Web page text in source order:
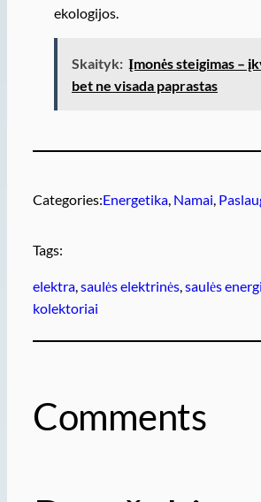
ekologijos.
Skaityk: Įmonės steigimas –
bet ne visada paprastas
Categories:Energetika, Namai
Tags:
elektra, saulės elektrinės, saulės
kolektoriai
Comments